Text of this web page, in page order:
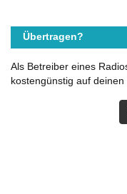
Übertragen?
Als Betreiber eines
kostengünstig auf